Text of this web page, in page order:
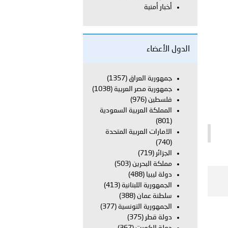
تطلع وفد الشرطة الإيطالية على منظومتي التأهيل الشرطي
تنظم حملة للتبرع بالدم في منطقة الظفرة تعزيزا للمسؤولية
الأميريين معالي النائب الأول لرئيس مجلس الوزراء
العام..
في أعمال الاجتماع الثالث عشر للجنة رؤساء الاتحادات الرياضية
أخبار أمنية
الدول الأعضاء
جمهورية العراق (1357)
جمهورية مصر العربية (1038)
فلسطين(976)
المملكة العربية السعودية
(801)
الامارات العربية المتحدة
(740)
الجزائر (719)
مملكة البحرين (503)
دولة ليبيا (488)
الجمهورية اللبنانية (413)
سلطنة عمان (388)
الجمهورية التونسية (377)
دولة قطر (375)